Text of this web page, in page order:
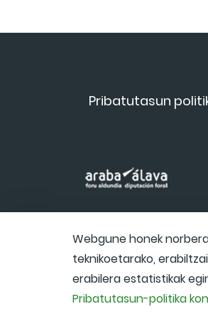
Pribatutasun
Webgune honek
teknikoetarako,
erabilera estatistikak
Pribatutasun-politika